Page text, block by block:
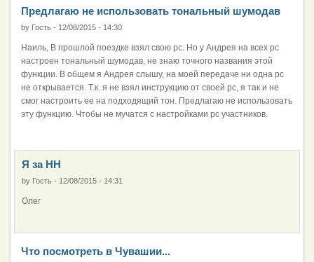
Предлагаю не использовать тональный шумодав
by Гость - 12/08/2015 - 14:30
Наиль, В прошлой поездке взял свою рс. Но у Андрея на всех рс
настроен тональный шумодав, не знаю точного названия этой
функции. В общем я Андрея слышу, на моей передаче ни одна рс
не открывается. Т.к. я не взял инструкцию от своей рс, я так и не
смог настроить ее на подходящий тон. Предлагаю не использовать
эту функцию. Чтобы не мучатся с настройками рс участников.
Я за НН
by Гость - 12/08/2015 - 14:31
Олег
Что посмотреть в Чувашии...